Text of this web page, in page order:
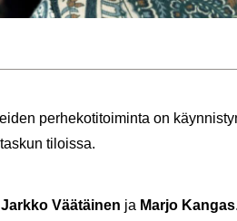
per­he­ko­ti­toi­min­ta on
ti­lois­sa.
Jark­ko Vää­täi­nen ja Marjo Kan­gas